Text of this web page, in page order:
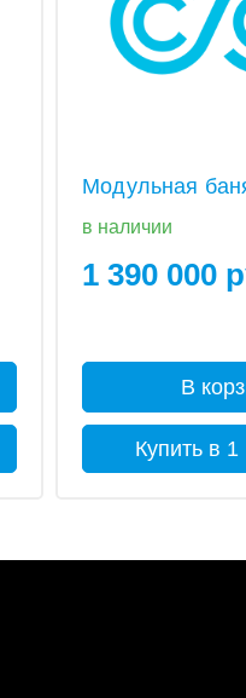
Модульная
в наличии
1 390 000
В
Купить в 1